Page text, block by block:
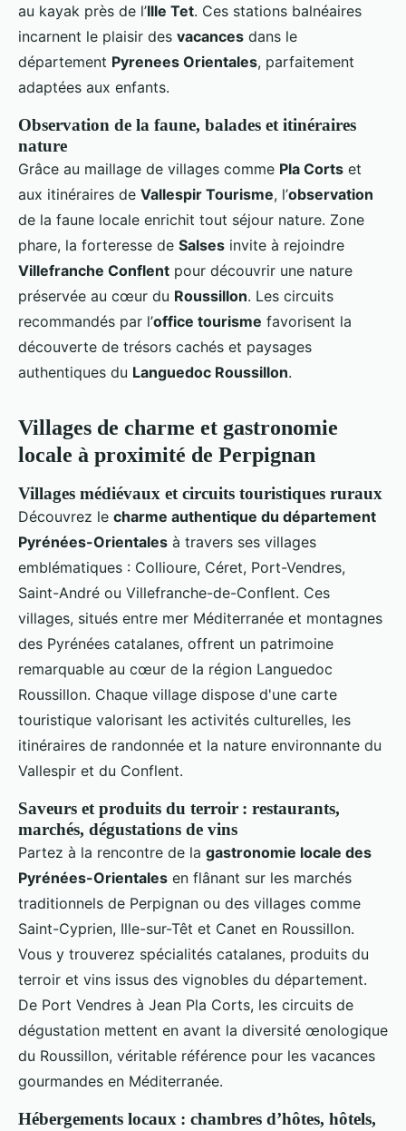
au kayak près de l’Ille Tet. Ces stations balnéaires
incarnent le plaisir des vacances dans le
département Pyrenees Orientales, parfaitement
adaptées aux enfants.
Observation de la faune, balades et itinéraires
nature
Grâce au maillage de villages comme Pla Corts et
aux itinéraires de Vallespir Tourisme, l’observation
de la faune locale enrichit tout séjour nature. Zone
phare, la forteresse de Salses invite à rejoindre
Villefranche Conflent pour découvrir une nature
préservée au cœur du Roussillon. Les circuits
recommandés par l’office tourisme favorisent la
découverte de trésors cachés et paysages
authentiques du Languedoc Roussillon.
Villages de charme et gastronomie
locale à proximité de Perpignan
Villages médiévaux et circuits touristiques ruraux
Découvrez le charme authentique du département
Pyrénées-Orientales à travers ses villages
emblématiques : Collioure, Céret, Port-Vendres,
Saint-André ou Villefranche-de-Conflent. Ces
villages, situés entre mer Méditerranée et montagnes
des Pyrénées catalanes, offrent un patrimoine
remarquable au cœur de la région Languedoc
Roussillon. Chaque village dispose d'une carte
touristique valorisant les activités culturelles, les
itinéraires de randonnée et la nature environnante du
Vallespir et du Conflent.
Saveurs et produits du terroir : restaurants,
marchés, dégustations de vins
Partez à la rencontre de la gastronomie locale des
Pyrénées-Orientales en flânant sur les marchés
traditionnels de Perpignan ou des villages comme
Saint-Cyprien, Ille-sur-Têt et Canet en Roussillon.
Vous y trouverez spécialités catalanes, produits du
terroir et vins issus des vignobles du département.
De Port Vendres à Jean Pla Corts, les circuits de
dégustation mettent en avant la diversité œnologique
du Roussillon, véritable référence pour les vacances
gourmandes en Méditerranée.
Hébergements locaux : chambres d’hôtes, hôtels,